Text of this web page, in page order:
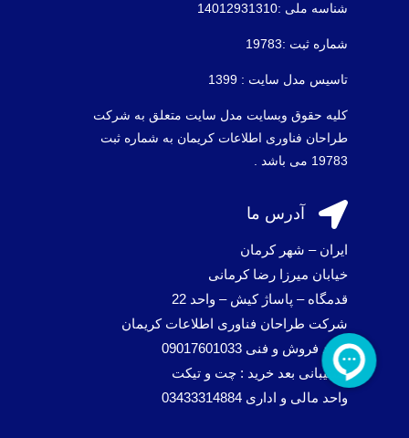
شناسه ملی :14012931310
شماره ثبت :19783
تاسیس مدل سایت : 1399
کلیه حقوق وبسایت مدل سایت متعلق به شرکت
طراحان فناوری اطلاعات کریمان به شماره ثبت
19783 می باشد .
 آدرس ما
ایران – شهر کرمان
خیابان میرزا رضا کرمانی
قدمگاه – پاساژ کیش – واحد 22
شرکت طراحان فناوری اطلاعات کریمان
واحد فروش و فنی 09017601033
پشتیبانی بعد خرید : چت و تیکت
واحد مالی و اداری 03433314884